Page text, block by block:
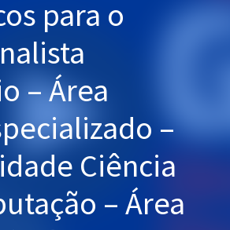
para o
– Área
–
Ciência
– Área